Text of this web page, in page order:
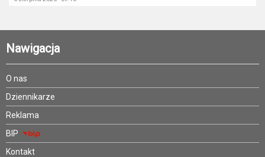
Nawigacja
O nas
Dziennikarze
Reklama
BIP
Kontakt